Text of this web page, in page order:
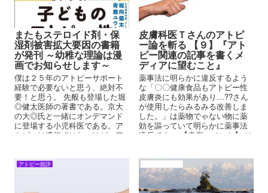
またもステロイド剤・保
湿剤被害拡大要因の書籍
が発刊 ～幼稚な理論は漫
画でお知らせします～
僕は２５年のアトピーサポート
経験で必要ないと思う、絶対不
要！と思う。 先般も登場した堀
◎健太医師の著書である。京大
の大◎氏と一緒にオンデマンド
に登場する小児科医である。ア
トピーは遺伝ではないけど、ア
出ない著書である。
皮膚科医Ｔさんのアトピ
ー論を斬る 【９】『アト
ピー関連の記事を書くメ
ディアに望むこと』
薬事法に明らかに違反するよう
な「〇〇健康食品もアトピー性
皮膚炎にも効果があり…??さん
が使用したらみるみる改善しま
した。」は薬物でゃない物に薬
効を謳っていて明らかに薬事法
違反です。 【赤嶺コメント】 は
先生、先生方が患者さんが本当
の意味で治る治療を行えば、再
発者はなく、アトピーの民間療
アトピー批評